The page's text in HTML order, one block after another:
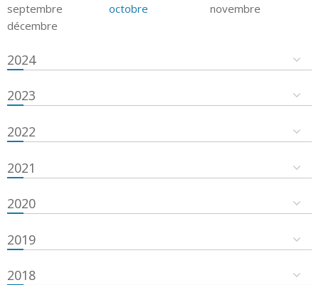
septembre
octobre
novembre
décembre
2024
2023
2022
2021
2020
2019
2018